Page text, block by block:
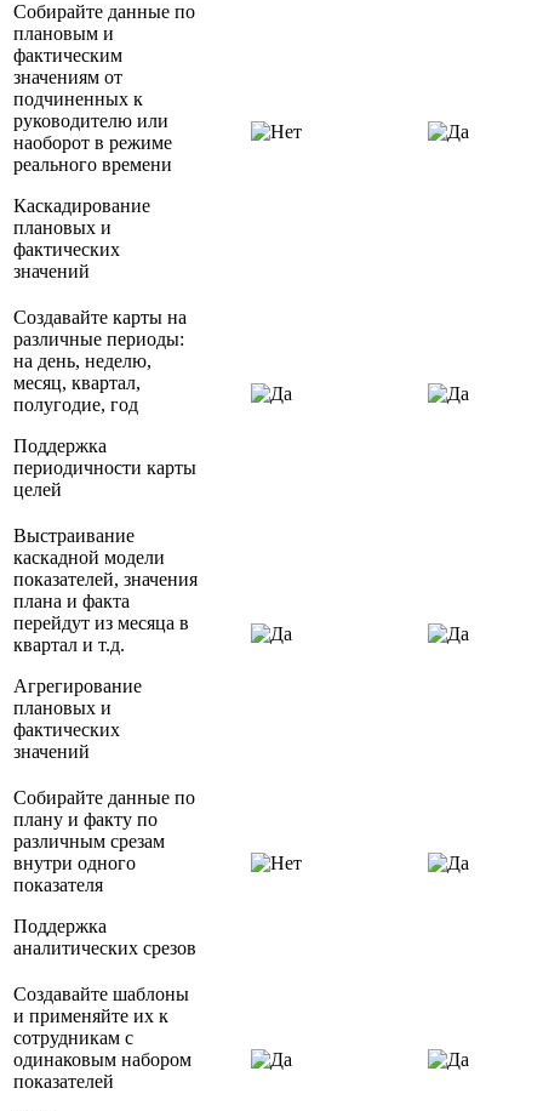
Собирайте данные по
плановым и
фактическим
значениям от
подчиненных к
руководителю или
наоборот в режиме
реального времени
Каскадирование
плановых и
фактических
значений
Создавайте карты на
различные периоды:
на день, неделю,
месяц, квартал,
полугодие, год
Поддержка
периодичности карты
целей
Выстраивание
каскадной модели
показателей, значения
плана и факта
перейдут из месяца в
квартал и т.д.
Агрегирование
плановых и
фактических
значений
Собирайте данные по
плану и факту по
различным срезам
внутри одного
показателя
Поддержка
аналитических срезов
Создавайте шаблоны
и применяйте их к
сотрудникам с
одинаковым набором
показателей